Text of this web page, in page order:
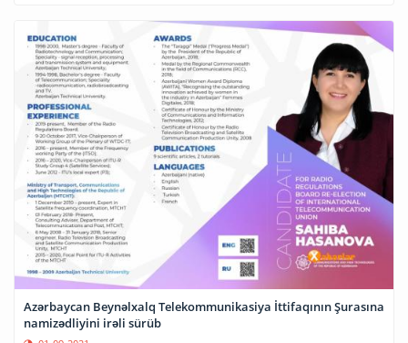
Azərbaycan Beynəlxalq Telekommunikasiya İttifaqının Şurasına
namizədliyini irəli sürüb